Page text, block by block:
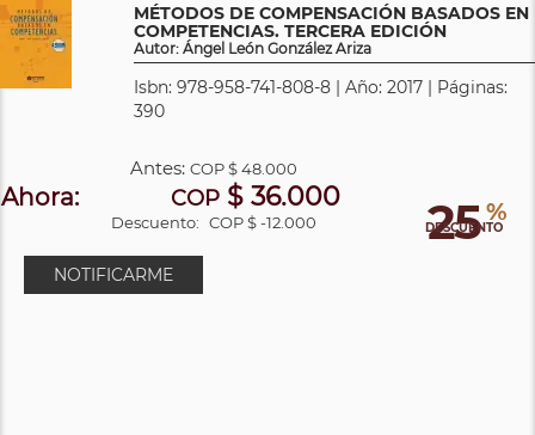
MÉTODOS DE COMPENSACIÓN BASADOS EN
COMPETENCIAS. TERCERA EDICIÓN
Autor: Ángel León González Ariza
Isbn: 978-958-741-808-8 | Año: 2017 | Páginas:
390
25 %
DESCUENTO
Antes:COP$ 48.000
Ahora: COP $ 36.000
Descuento: COP $ -12.000
NOTIFICARME